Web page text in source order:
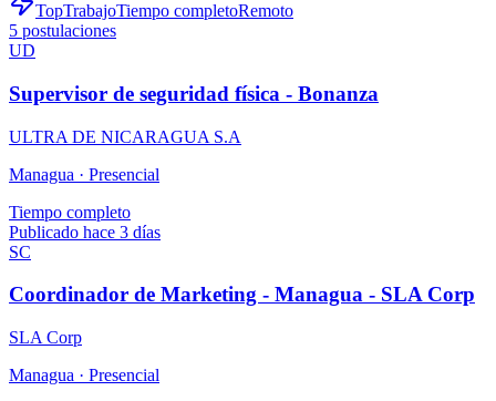
TopTrabajoTiempo completoRemoto
5 postulaciones
UD
Supervisor de seguridad física - Bonanza
ULTRA DE NICARAGUA S.A
Managua · Presencial
Tiempo completo
Publicado hace 3 días
SC
Coordinador de Marketing - Managua - SLA Corp
SLA Corp
Managua · Presencial